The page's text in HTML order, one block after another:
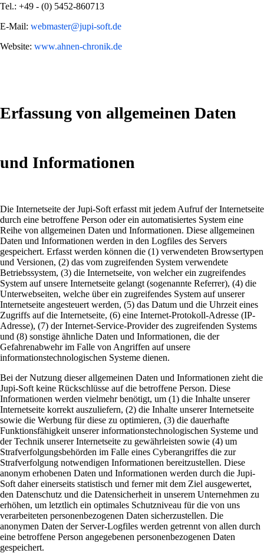
Tel.: +49 - (0) 5452-860713
E-Mail: webmaster@jupi-soft.de
Website: www.ahnen-chronik.de
Erfassung von allgemeinen Daten
und Informationen
Die Internetseite der Jupi-Soft erfasst mit jedem Aufruf der Internetseite
durch eine betroffene Person oder ein automatisiertes System eine
Reihe von allgemeinen Daten und Informationen. Diese allgemeinen
Daten und Informationen werden in den Logfiles des Servers
gespeichert. Erfasst werden können die (1) verwendeten Browsertypen
und Versionen, (2) das vom zugreifenden System verwendete
Betriebssystem, (3) die Internetseite, von welcher ein zugreifendes
System auf unsere Internetseite gelangt (sogenannte Referrer), (4) die
Unterwebseiten, welche über ein zugreifendes System auf unserer
Internetseite angesteuert werden, (5) das Datum und die Uhrzeit eines
Zugriffs auf die Internetseite, (6) eine Internet-Protokoll-Adresse (IP-
Adresse), (7) der Internet-Service-Provider des zugreifenden Systems
und (8) sonstige ähnliche Daten und Informationen, die der
Gefahrenabwehr im Falle von Angriffen auf unsere
informationstechnologischen Systeme dienen.
Bei der Nutzung dieser allgemeinen Daten und Informationen zieht die
Jupi-Soft keine Rückschlüsse auf die betroffene Person. Diese
Informationen werden vielmehr benötigt, um (1) die Inhalte unserer
Internetseite korrekt auszuliefern, (2) die Inhalte unserer Internetseite
sowie die Werbung für diese zu optimieren, (3) die dauerhafte
Funktionsfähigkeit unserer informationstechnologischen Systeme und
der Technik unserer Internetseite zu gewährleisten sowie (4) um
Strafverfolgungsbehörden im Falle eines Cyberangriffes die zur
Strafverfolgung notwendigen Informationen bereitzustellen. Diese
anonym erhobenen Daten und Informationen werden durch die Jupi-
Soft daher einerseits statistisch und ferner mit dem Ziel ausgewertet,
den Datenschutz und die Datensicherheit in unserem Unternehmen zu
erhöhen, um letztlich ein optimales Schutzniveau für die von uns
verarbeiteten personenbezogenen Daten sicherzustellen. Die
anonymen Daten der Server-Logfiles werden getrennt von allen durch
eine betroffene Person angegebenen personenbezogenen Daten
gespeichert.